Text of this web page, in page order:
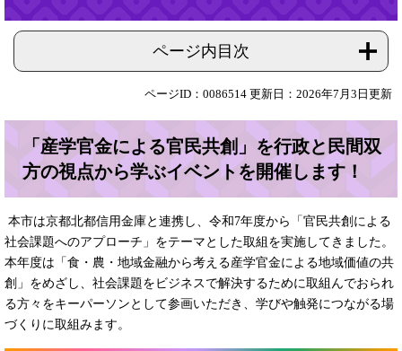
ページ内目次
ページID：0086514 更新日：2026年7月3日更新
「産学官金による官民共創」を行政と民間双
方の視点から学ぶイベントを開催します！
本市は京都北都信用金庫と連携し、令和7年度から「官民共創による
社会課題へのアプローチ」をテーマとした取組を実施してきました。
本年度は「食・農・地域金融から考える産学官金による地域価値の共
創」をめざし、社会課題をビジネスで解決するために取組んでおられ
る方々をキーパーソンとして参画いただき、学びや触発につながる場
づくりに取組みます。